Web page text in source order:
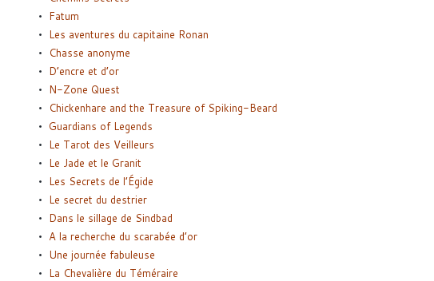
Fatum
Les aventures du capitaine Ronan
Chasse anonyme
D’encre et d’or
N-Zone Quest
Chickenhare and the Treasure of Spiking-Beard
Guardians of Legends
Le Tarot des Veilleurs
Le Jade et le Granit
Les Secrets de l’Égide
Le secret du destrier
Dans le sillage de Sindbad
A la recherche du scarabée d’or
Une journée fabuleuse
La Chevalière du Téméraire